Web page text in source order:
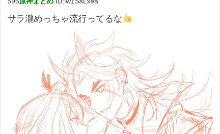
サラ瀧めっちゃ流行ってるな